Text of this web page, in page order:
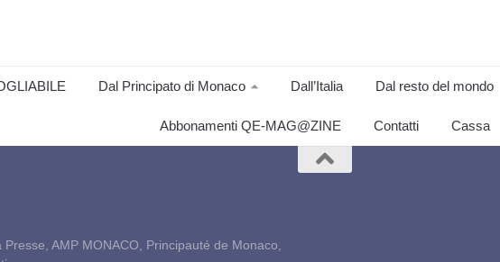
Dal Principato di Monaco Dall’Italia Dal resto del mondo
Abbonamenti QE-MAG@ZINE Contatti Cassa
AMP MONACO, Principauté de Monaco,